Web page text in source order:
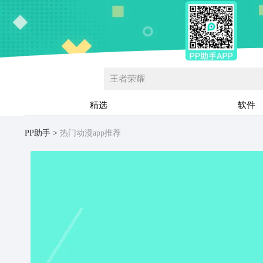
王者荣耀
精选 软件
PP助手 热门动漫app推荐